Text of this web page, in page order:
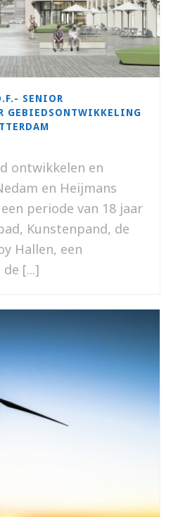
SENIOR
GEBIEDSONTWIKKELING
ontwikkelen en
en Heijmans
periode van 18 jaar
Kunstenpand, de
Hallen, een
[...]